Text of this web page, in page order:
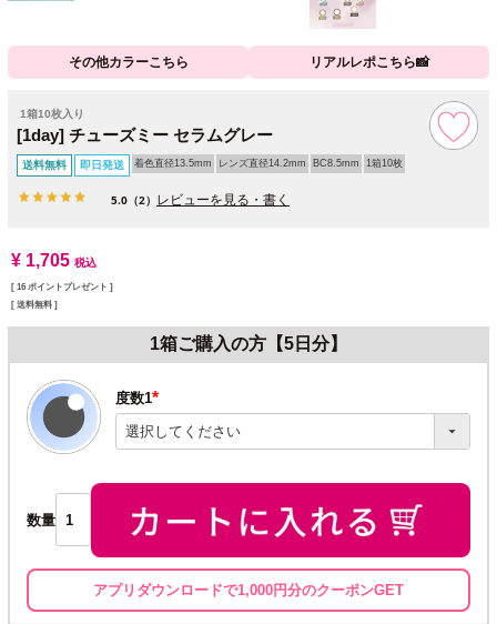
その他カラーこちら リアルレポこちら📸
1箱10枚入り
[1day] チューズミー セラムグレー
送料無料 即日発送 着色直径13.5mm レンズ直径14.2mm BC8.5mm 1箱10枚
5.0 （2） レビューを見る・書く
¥ 1,705 税込
[ 16 ポイントプレゼント ]
送料無料
1箱ご購入の方【5日分】
度数1
(必
須)
数量
アプリダウンロードで1,000円分のクーポンGET